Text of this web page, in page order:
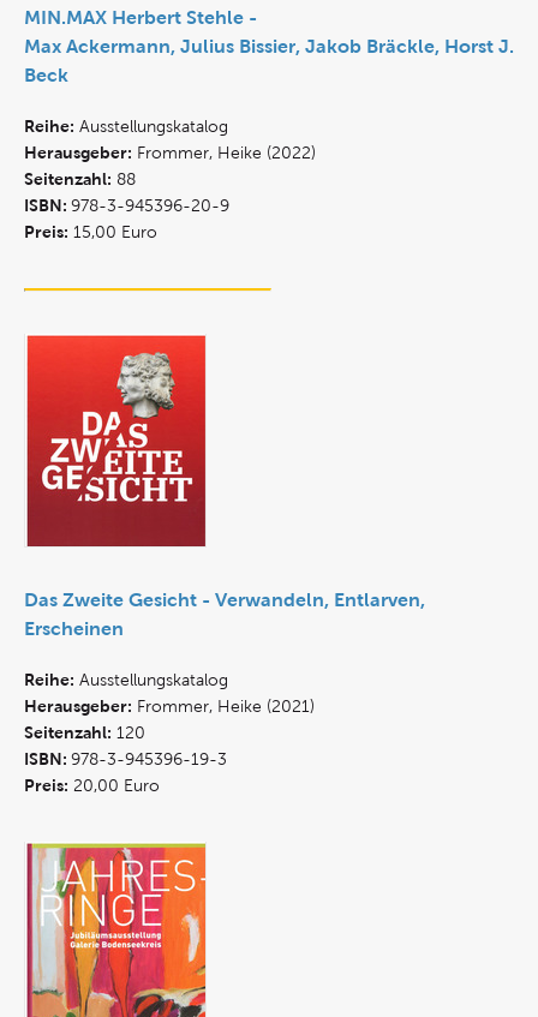
MIN.MAX Herbert Stehle -
Max Ackermann, Julius Bissier, Jakob Bräckle, Horst J.
Beck
Reihe: Ausstellungskatalog
Herausgeber: Frommer, Heike (2022)
Seitenzahl: 88
ISBN: 978-3-945396-20-9
Preis: 15,00 Euro
Das Zweite Gesicht - Verwandeln, Entlarven,
Erscheinen
Reihe: Ausstellungskatalog
Herausgeber: Frommer, Heike (2021)
Seitenzahl: 120
ISBN: 978-3-945396-19-3
Preis: 20,00 Euro